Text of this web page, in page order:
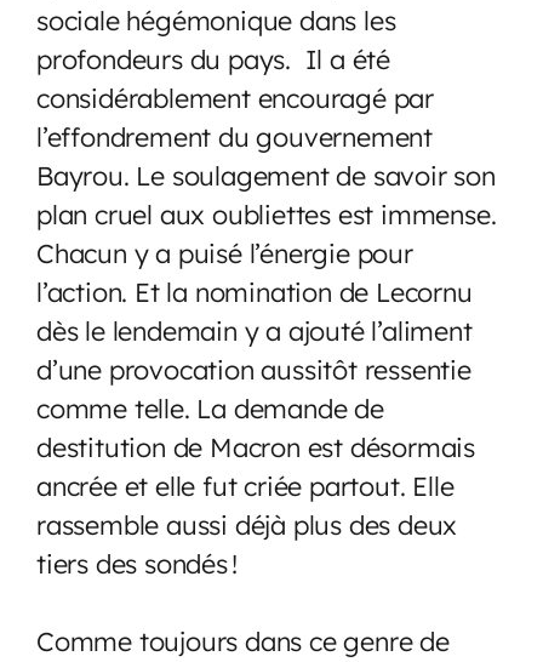
sociale hégémonique dans les
profondeurs du pays. Il a été
considérablement encouragé par
l’effondrement du gouvernement
Bayrou. Le soulagement de savoir son
plan cruel aux oubliettes est immense.
Chacun y a puisé l’énergie pour
l’action. Et la nomination de Lecornu
dès le lendemain y a ajouté l’aliment
d’une provocation aussitôt ressentie
comme telle. La demande de
destitution de Macron est désormais
ancrée et elle fut criée partout. Elle
rassemble aussi déjà plus des deux
tiers des sondés !
Comme toujours dans ce genre de